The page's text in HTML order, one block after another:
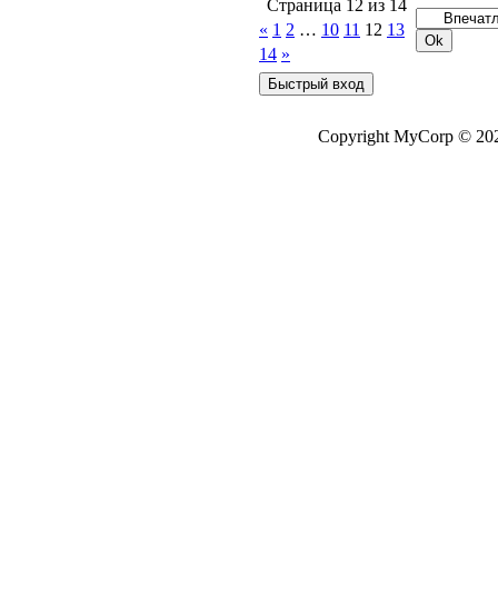
Страница 12 из 14
« 1 2 … 10 11 12 13
14 »
Copyright MyCorp ©